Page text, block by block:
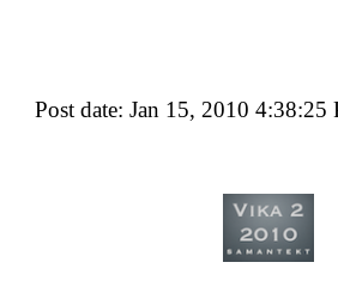
Post date: Jan 15, 2010 4:38:25